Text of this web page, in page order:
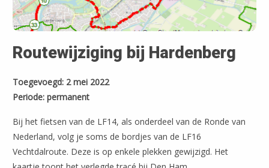
Routewijziging bij Hardenberg
Toegevoegd: 2 mei 2022
Periode: permanent
Bij het fietsen van de LF14, als onderdeel van de Ronde van
Nederland, volg je soms de bordjes van de LF16
Vechtdalroute. Deze is op enkele plekken gewijzigd. Het